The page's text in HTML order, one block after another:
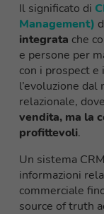
Il significato di
Management)
integrata che
e persone per
con i prospect
l’evoluzione
relazionale, dove
vendita, ma la
profittevoli.
Un sistema
informazioni
commerciale
source of truth